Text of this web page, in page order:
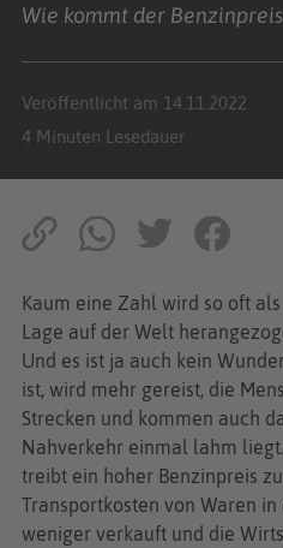
Wie kommt der
Veröffentlicht am 14.11.2022
4 Minuten Lesedauer
Kaum eine Zahl wird so oft
Lage auf der Welt
Und es ist ja auch kein
ist, wird mehr gereist, die
Strecken und kommen auch
Nahverkehr einmal lahm
treibt ein hoher Benzinpreis
Transportkosten von Waren
weniger verkauft und die